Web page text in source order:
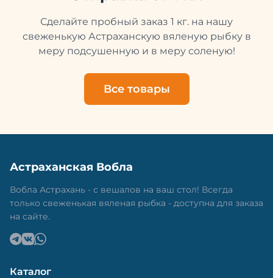
можно есть с напитками, и это будет очень вкусно.
Сделайте пробный заказ 1 кг. на нашу
свеженькую Астраханскую вяленую рыбку в
меру подсушенную и в меру соленую!
Все товары
Астраханская Вобла
Вобла Астрахань - с вешалов на ваш стол! Всегда
только свеженькая вяленая рыбка - доступна для заказа
на сайте.
Каталог